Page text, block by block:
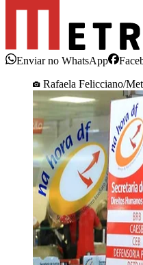
Enviar no WhatsApp
Rafaela Felicciano/